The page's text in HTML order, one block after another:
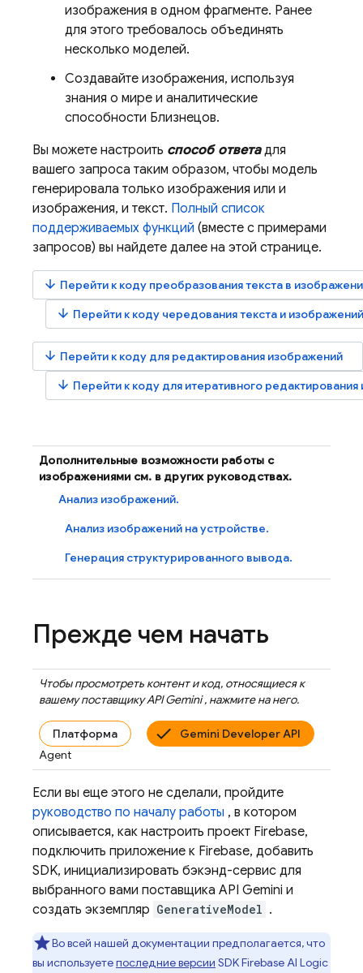
изображения в одном фрагменте. Ранее
для этого требовалось объединять
несколько моделей.
Создавайте изображения, используя
знания о мире и аналитические
способности Близнецов.
Вы можете настроить способ ответадля
вашего запроса таким образом, чтобы модель
генерировала только изображения или и
изображения, и текст. Полный список
поддерживаемых функций (вместе с примерами
запросов) вы найдете далее на этой странице.
arrow_downward Перейти к коду преобразования текста в
arrow_downward Перейти к коду чередования текста и изображений
arrow_downward Перейти к коду для редактирования изображений
arrow_downward Перейти к коду для итеративного
Дополнительные возможности работы с
изображениями см. в других руководствах.
Анализ изображений.
Анализ изображений на устройстве.
Генерация структурированного вывода.
Прежде чем начать
Чтобы просмотреть контент и код, относящиеся к
вашему поставщикуAPI Gemini, нажмите на него.
Платформа
Gemini Developer API
Agent
Если вы еще этого не сделали, пройдите
руководство по началу работы , в котором
описывается, как настроить проект Firebase,
подключить приложение к Firebase, добавить
SDK, инициализировать бэкэнд-сервис для
выбранного вами поставщика API Gemini и
создать экземпляр GenerativeModel .
Во всей нашей документации предполагается, что
вы используетепоследние версии SDKFirebase AI Logic